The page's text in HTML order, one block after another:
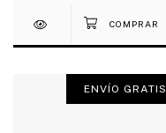
ENVÍO GRATIS